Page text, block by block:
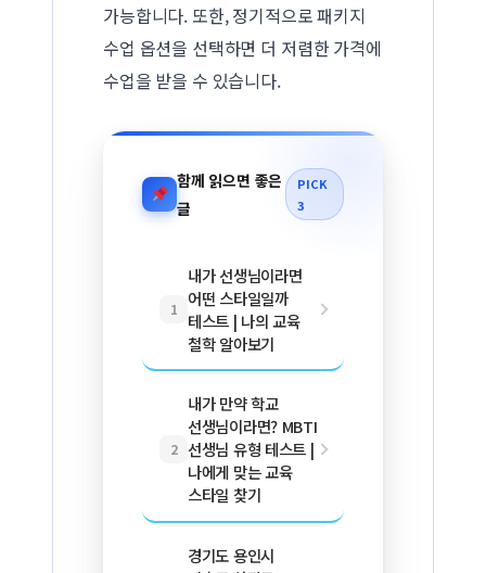
가능합니다. 또한, 정기적으로 패키지
수업 옵션을 선택하면 더 저렴한 가격에
수업을 받을 수 있습니다.
함께 읽으면 좋은
글
PICK
3
1
내가 선생님이라면
어떤 스타일일까
테스트 | 나의 교육
철학 알아보기
2
내가 만약 학교
선생님이라면? MBTI
선생님 유형 테스트 |
나에게 맞는 교육
스타일 찾기
경기도 용인시